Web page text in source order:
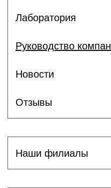
Лаборатория
Руководство
Новости
Отзывы
Наши филиалы